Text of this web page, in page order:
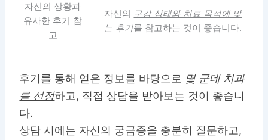
자신의 상황과
유사한 후기 참
고
자신의 구강 상태와 치료 목적에 맞
는 후기를 참고하는 것이 좋습니다.
후기를 통해 얻은 정보를 바탕으로 몇 군데 치과
를 선정하고, 직접 상담을 받아보는 것이 좋습니
다.
상담 시에는 자신의 궁금증을 충분히 질문하고,